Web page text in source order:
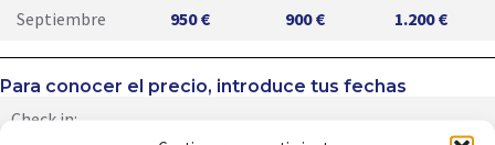
Septiembre
950 € 900 € 1.200 €
Para conocer el precio, introduce tus fechas
Check in: